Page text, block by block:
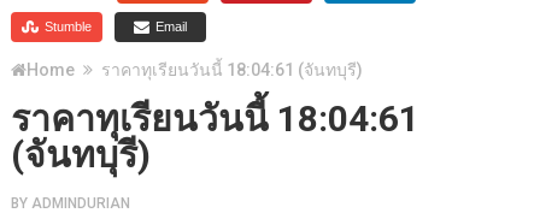
Stumble Email
Home ราคาทุเรียนวันนี้ 18:04:61 (จันทบุรี)
ราคาทุเรียนวันนี้ 18:04:61
(จันทบุรี)
BY ADMINDURIAN